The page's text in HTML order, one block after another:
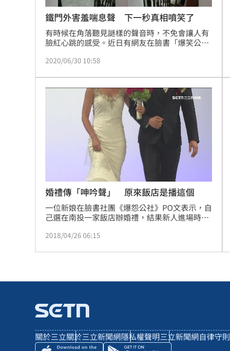
台灣彩券開獎直播中 20:31
LIVE三立+24小時直播 15:27
三立iNEWS新聞台線上直播
台彩父親節推新刮刮樂千萬頭獎超「爸」氣
「拍片人的多重宇宙」職涯論壇9/12登場！
8國球員齊聚高雄 Formosa 7s掀足球熱潮
理想混蛋號召粉絲跨海追星吃美食！
鐵門外害羞喘息聲 下一秒真相噴笑了
有時候在角落聽見謎樣的聲音時，不免會讓人有
臉紅心跳的感受。近日有網友在臉書「爆笑公
秒真相曝光卻令人噴笑。
2020/06/30 10:58
婚禮傳「呻吟聲」 原來飯店是播這個
一位新娘在臉書社團《爆怨公社》PO文表示，自
己選在南投一家飯店辦婚禮，結果新人進場時播
眼，要求飯店高層給個交代。對此，飯店今
「比想像更想你」MV，4分15秒時剛好有喘息
2018/04/26 06:15
關於三立關於三立新聞網隱私權聲明三立新聞網自律守則